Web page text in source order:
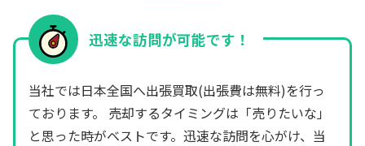
迅速な訪問が可能です！
当社では日本全国へ出張買取(出張費は無料)を行っ
ております。 売却するタイミングは「売りたいな」
と思った時がベストです。迅速な訪問を心がけ、当